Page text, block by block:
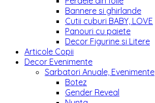
Bannere si ghirlande
Cutii cuburi BABY, LOVE
Panouri cu paiete
Decor Figurine si Litere
Articole Copii
Decor Evenimente
Sarbatori Anuale, Evenimente
Botez
Gender Reveal